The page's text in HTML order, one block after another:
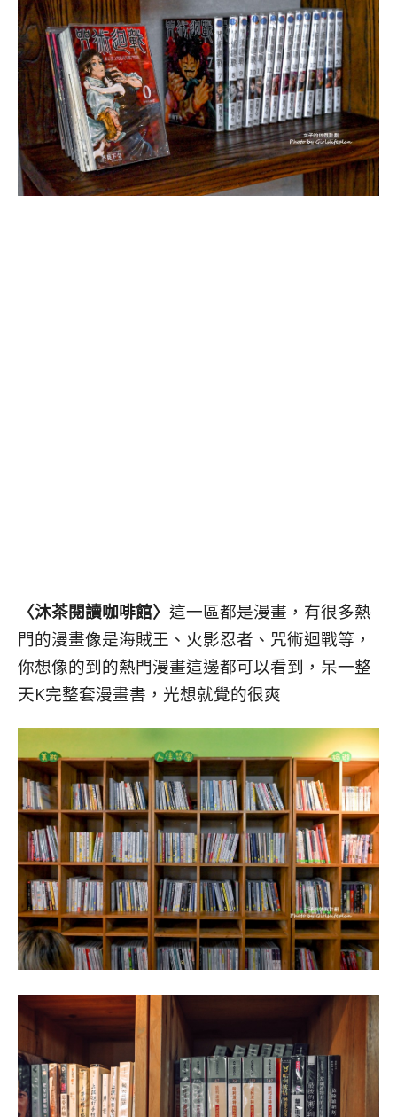
〈沐茶閱讀咖啡館〉 這一區都是漫畫，有很多熱
門的漫畫像是海賊王、火影忍者、咒術迴戰等，
你想像的到的熱門漫畫這邊都可以看到，呆一整
天K完整套漫畫書，光想就覺的很爽